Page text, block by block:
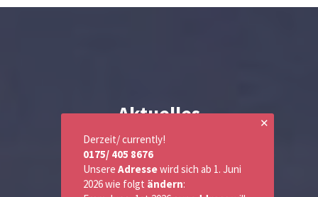
Aktuelles
✕
Derzeit/ currently!
0175/ 405 8676
Unsere Adressewird sich ab 1. Juni
2026 wie folgt ändern: